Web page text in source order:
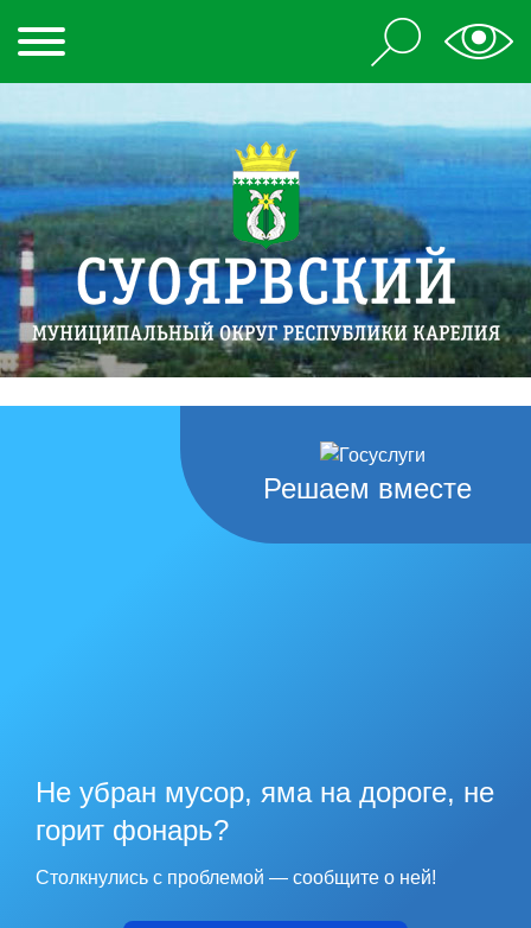
Решаем вместе
Не убран мусор, яма на дороге, не
горит фонарь?
Столкнулись с проблемой — сообщите о ней!